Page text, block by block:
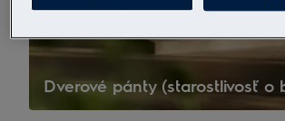
Dverové pánty (starostlivosť o